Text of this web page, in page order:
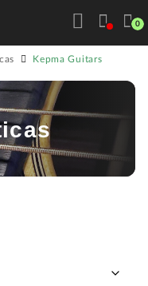
0
Kepma Guitars